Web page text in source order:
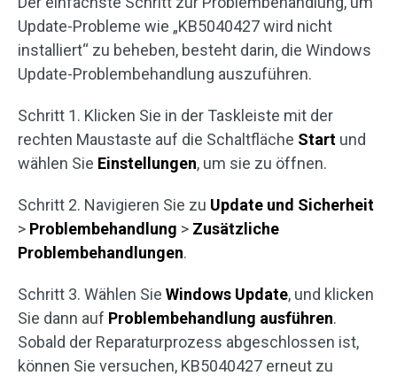
Update-Probleme wie „KB5040427 wird nicht
installiert“ zu beheben, besteht darin, die Windows
Update-Problembehandlung auszuführen.
Schritt 1. Klicken Sie in der Taskleiste mit der
rechten Maustaste auf die Schaltfläche Start und
wählen Sie Einstellungen, um sie zu öffnen.
Schritt 2. Navigieren Sie zu Update und Sicherheit
> Problembehandlung > Zusätzliche
Problembehandlungen.
Schritt 3. Wählen Sie Windows Update, und klicken
Sie dann auf Problembehandlung ausführen.
Sobald der Reparaturprozess abgeschlossen ist,
können Sie versuchen, KB5040427 erneut zu